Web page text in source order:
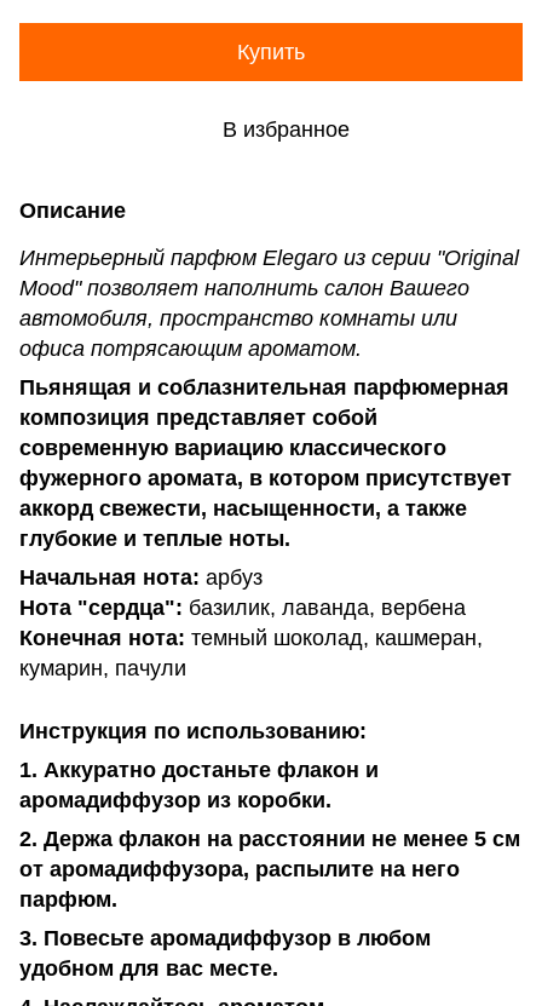
Купить
В избранное
Описание
Интерьерный парфюм Elegaro из серии "Original
Mood" позволяет наполнить салон Вашего
автомобиля, пространство комнаты или
офиса потрясающим ароматом.
Пьянящая и соблазнительная парфюмерная
композиция представляет собой
современную вариацию классического
фужерного аромата, в котором присутствует
аккорд свежести, насыщенности, а также
глубокие и теплые ноты.
Начальная нота: арбуз
Нота "сердца": базилик, лаванда, вербена
Конечная нота: темный шоколад, кашмеран,
кумарин, пачули
Инструкция по использованию:
1. Аккуратно достаньте флакон и
аромадиффузор из коробки.
2. Держа флакон на расстоянии не менее 5 см
от аромадиффузора, распылите на него
парфюм.
3. Повесьте аромадиффузор в любом
удобном для вас месте.